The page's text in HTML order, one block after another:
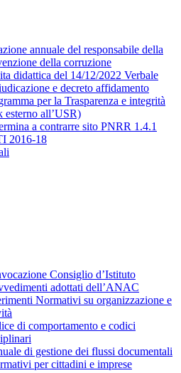
annuale del responsabile della
della corruzione
didattica del 14/12/2022 Verbale
e decreto affidamento
per la Trasparenza e integrità
esterno all’USR)
a contrarre sito PNRR 1.4.1
2016-18
Consiglio d’Istituto
adottati dell’ANAC
Normativi su organizzazione e
di comportamento e codici
di gestione dei flussi documentali
per cittadini e imprese